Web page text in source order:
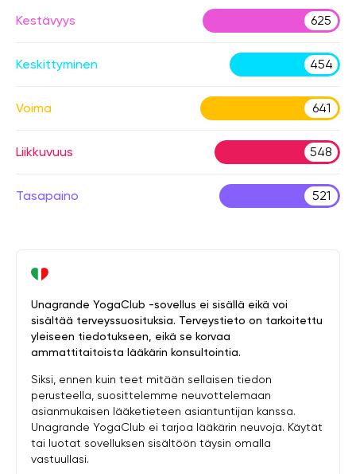
Kestävyys 625
Keskittyminen 454
Voima 641
Liikkuvuus 548
Tasapaino 521
Unagrande YogaClub -sovellus ei sisällä eikä voi
sisältää terveyssuosituksia. Terveystieto on tarkoitettu
yleiseen tiedotukseen, eikä se korvaa
ammattitaitoista lääkärin konsultointia.
Siksi, ennen kuin teet mitään sellaisen tiedon
perusteella, suosittelemme neuvottelemaan
asianmukaisen lääketieteen asiantuntijan kanssa.
Unagrande YogaClub ei tarjoa lääkärin neuvoja. Käytät
tai luotat sovelluksen sisältöön täysin omalla
vastuullasi.